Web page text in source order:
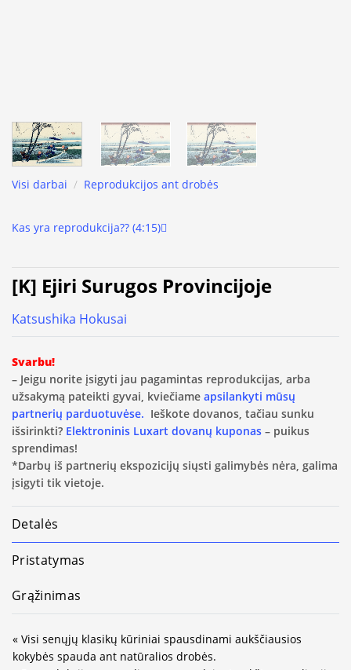
Visi darbai / Reprodukcijos ant drobės
Kas yra reprodukcija?? (4:15)
[K] Ejiri Surugos Provincijoje
Katsushika Hokusai
Svarbu!
– Jeigu norite įsigyti jau pagamintas reprodukcijas, arba
užsakymą pateikti gyvai, kviečiame apsilankyti mūsų
partnerių parduotuvėse. Ieškote dovanos, tačiau sunku
išsirinkti? Elektroninis Luxart dovanų kuponas – puikus
sprendimas!
*Darbų iš partnerių ekspozicijų siųsti galimybės nėra, galima
įsigyti tik vietoje.
Detalės
Pristatymas
Grąžinimas
« Visi senųjų klasikų kūriniai spausdinami aukščiausios
kokybės spauda ant natūralios drobės.